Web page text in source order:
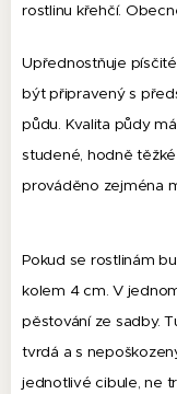
rostlinu křehčí.
Upřednostňuje
být připravený s
půdu. Kvalita půdy
studené, hodně
prováděno zejména
Pokud se rostlinám
kolem 4 cm. V
pěstování ze sadby.
tvrdá a s
jednotlivé cibule, ne